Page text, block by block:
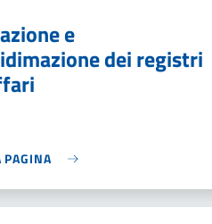
e
dei registri
PAGINA